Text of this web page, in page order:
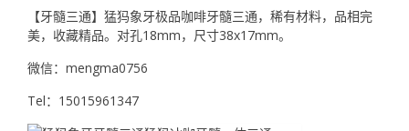
【牙髓三通】猛犸象牙极品咖啡牙髓三通，稀有材料，品相完
美，收藏精品。对孔18mm，尺寸38x17mm。
微信：mengma0756
Tel：15015961347